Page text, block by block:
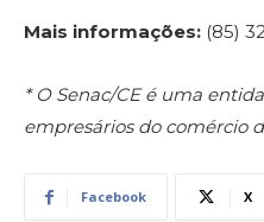
Mais informações: (85)
* O Senac/CE é uma
empresários do comércio
Facebook X